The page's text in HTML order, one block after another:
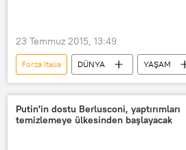
23 Temmuz 2015, 13:49
Forza Italia DÜNYA
YAŞAM
Avrupa
Haberler
İtalya
Rusya
Vladimir Putin
Silvio Berlusconi
Putin'in dostu Berlusconi, yaptırımları
temizlemeye ülkesinden başlayacak